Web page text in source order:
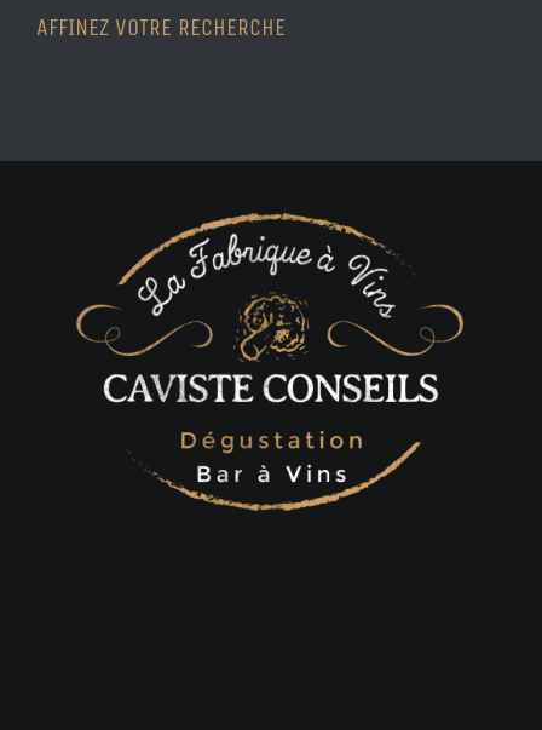
AFFINEZ VOTRE RECHERCHE